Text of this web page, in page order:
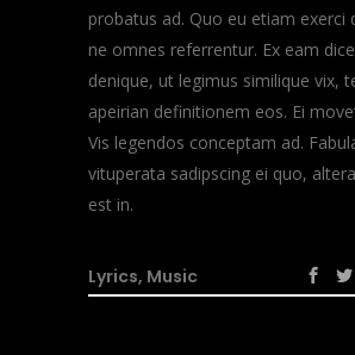
probatus ad. Quo eu etiam exerci
ne omnes referrentur. Ex eam
denique, ut legimus similique vix,
apeirian definitionem eos. Ei
Vis legendos conceptam ad.
vituperata sadipscing ei quo,
est in.
Lyrics, Music